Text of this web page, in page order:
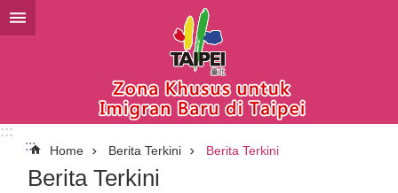
Lompat ke blok konten utama
:::
:::
Home Berita Terkini Berita Terkini
Berita Terkini